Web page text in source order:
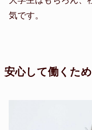
気です。
安心して働くた